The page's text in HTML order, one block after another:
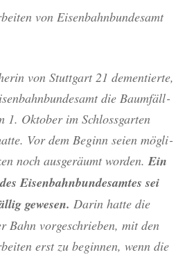
von Eisen­bahn­bun­des­amt
von Stutt­gart 21 demen­tier­te,
die Baum­fäll­
1. Okto­ber im Schloss­gar­ten
Vor dem Beginn sei­en mög­li­
noch aus­ge­räumt wor­den.Ein
Eisen­bahn­bun­des­am­tes sei
gewe­sen. Dar­in hat­te die
Bahn vor­ge­schrie­ben, mit den
erst zu begin­nen, wenn die